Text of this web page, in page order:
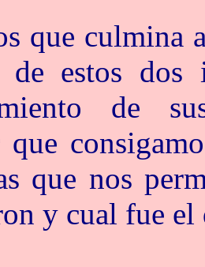
que culmina
de estos
de
que
que nos
y cual fue el